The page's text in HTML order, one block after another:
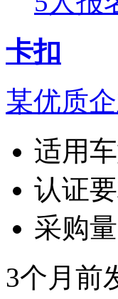
卡扣
某优质
适用车
认证要
采购量
3个月前